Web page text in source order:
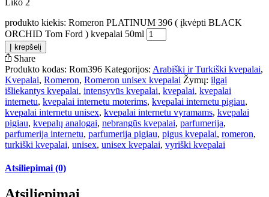
produkto kiekis: Romeron PLATINUM 396 ( įkvėpti BLACK
ORCHID Tom Ford ) kvepalai 50ml
Į krepšelį
Share
Produkto kodas: Rom396 Kategorijos: Arabiški ir Turkiški kvepalai,
Kvepalai, Romeron, Romeron unisex kvepalai Žymų: ilgai
išliekantys kvepalai, intensyvūs kvepalai, kvepalai, kvepalai
internetu, kvepalai internetu moterims, kvepalai internetu pigiau,
kvepalai internetu unisex, kvepalai internetu vyramams, kvepalai
pigiau, kvepalų analogai, nebrangūs kvepalai, parfumerija,
parfumerija internetu, parfumerija pigiau, pigus kvepalai, romeron,
turkiški kvepalai, unisex, unisex kvepalai, vyriški kvepalai
Atsiliepimai (0)